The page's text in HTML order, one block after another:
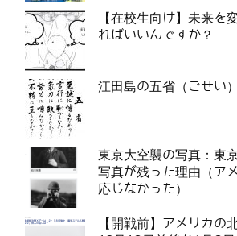
【在校生向け】未来を
ればいいんですか？
江田島の五省（ごせい
東京大空襲の写真：東
写真が残った理由（ア
応じなかった）
【開戦前】アメリカの